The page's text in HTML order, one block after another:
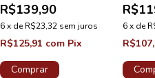
R$139,90
6x deR$23,32 sem juros
R$125,91 com Pix
Comprar
6x de